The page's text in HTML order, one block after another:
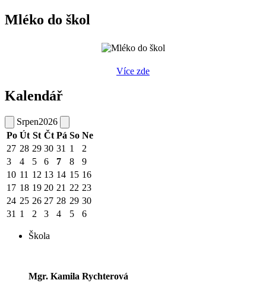
Mléko do škol
Více zde
Kalendář
Srpen2026
Po Út St Čt Pá So Ne
27 28 29 30 31 1
2
3
4 5 6 7 8
9
10 11 12 13 14 15 16
17 18 19 20 21 22 23
24 25 26 27 28 29 30
31 1 2 3 4 5 6
Škola
Mgr. Kamila Rychterová